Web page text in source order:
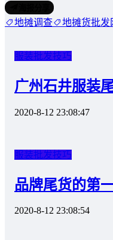
地摊调查 地摊货批发
服装批发技巧
广州石井服装
2020-8-12 23:08:47
服装批发技巧
品牌尾货的第
2020-8-12 23:08:54